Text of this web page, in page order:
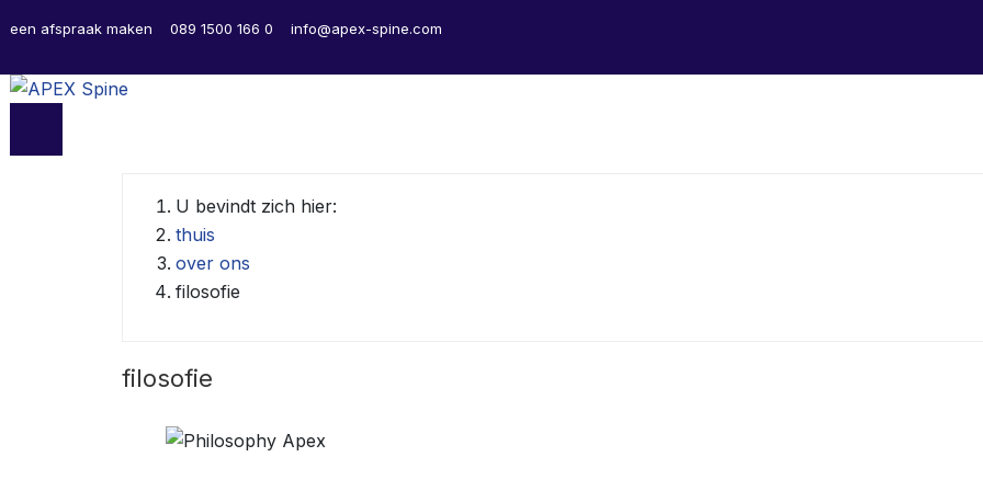
een afspraak maken 089 1500 166 0 info@apex-spine.com
U bevindt zich hier:
thuis
over ons
filosofie
filosofie